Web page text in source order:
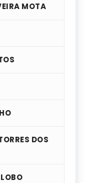
MOTA
DOS